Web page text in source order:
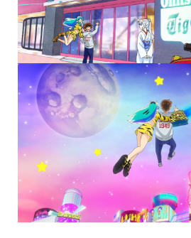
イ